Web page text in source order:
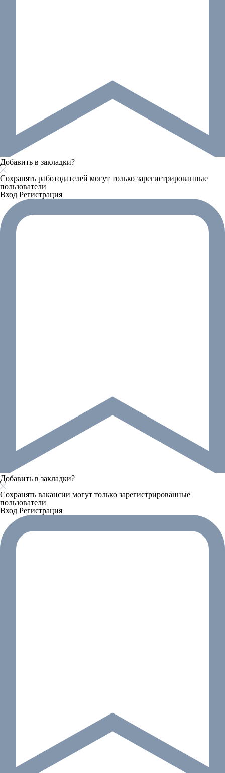
Добавить в закладки?
Сохранять работодателей могут только зарегистрированные
пользователи
Вход Регистрация
Добавить в закладки?
Сохранять вакансии могут только зарегистрированные
пользователи
Вход Регистрация